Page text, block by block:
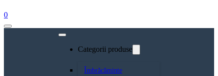
0
Categorii produse
Îmbrăcăminte